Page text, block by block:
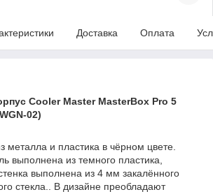
Доставка Оплата
Cooler Master MasterBox Pro 5
02)
металла и пластика в чёрном цвете.
выполнена из темного пластика,
выполнена из 4 мм закалённого
стекла.. В дизайне преобладают